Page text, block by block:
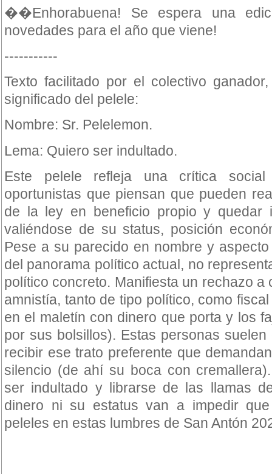
��Enhorabuena! Se espera una
novedades para el año que viene!
-----------
Texto facilitado por el colectivo
significado del pelele:
Nombre: Sr. Pelelemon.
Lema: Quiero ser indultado.
Este pelele refleja una crítica
oportunistas que piensan que pueden
de la ley en beneficio propio y quedar
valiéndose de su status, posición
Pese a su parecido en nombre y
del panorama político actual, no
político concreto. Manifiesta un rechazo a
amnistía, tanto de tipo político, como
en el maletín con dinero que porta y los
por sus bolsillos). Estas personas
recibir ese trato preferente que
silencio (de ahí su boca con
ser indultado y librarse de las llamas
dinero ni su estatus van a impedir
peleles en estas lumbres de San Antón